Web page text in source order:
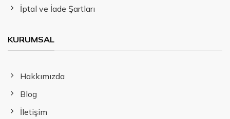
İptal ve İade Şartları
KURUMSAL
Hakkımızda
Blog
İletişim